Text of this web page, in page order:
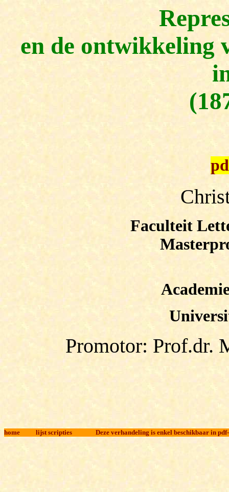
en de ontwikkeling
Faculteit
Promotor: Prof.dr.
home lijst scripties Deze verhandeling is enkel beschikbaar in